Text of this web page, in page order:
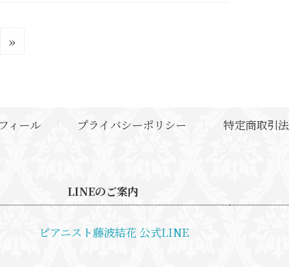
»
ィール プライバシーポリシー 特定商取引
LINEのご案内
ピアニスト藤波結花 公式LINE